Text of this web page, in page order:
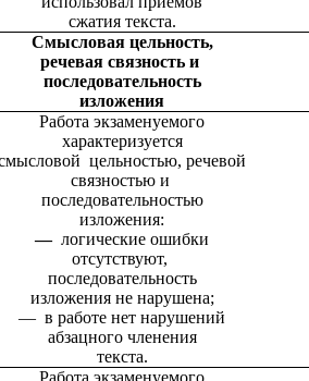
сжатия текста.
Смысловая цельность,
речевая связность и
последовательность
изложения
Работа экзаменуемого
характеризуется
цельностью, речевой
связностью и
последовательностью
изложения:
—логические ошибки
отсутствуют,
последовательность
изложения не нарушена;
— в работе нет нарушений
абзацного членения
текста.
Работа экзаменуемого